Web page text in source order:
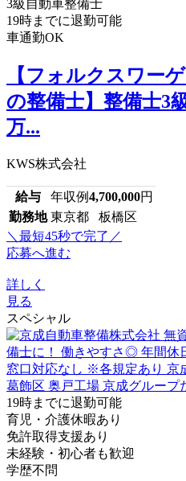
3級自動車整備士
19時までに退勤可能
車通勤OK
【フォルクスワー
の整備士】整備士3
万...
KWS株式会社
給与 年収例4,700,000円
勤務地 東京都 板橋区
＼最短45秒で完了／
応募へ進む
詳しく
見る
スペシャル
19時までに退勤可能
育児・介護休暇あり
免許取得支援あり
未経験・初心者も歓迎
学歴不問